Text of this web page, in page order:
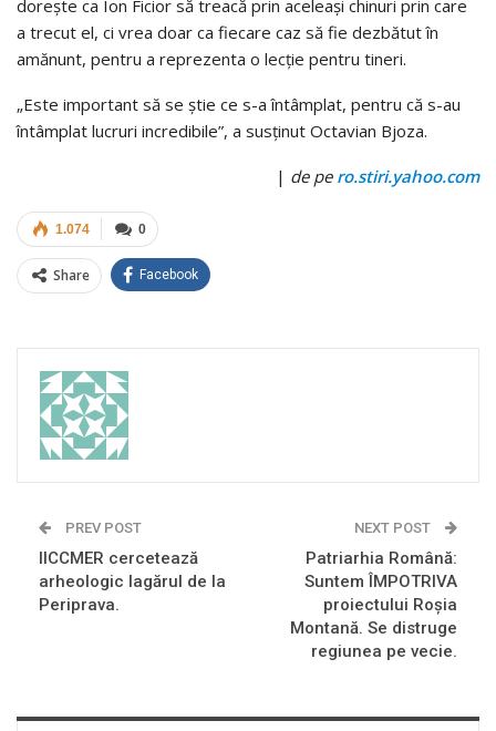
dorește ca Ion Ficior să treacă prin aceleași chinuri prin care
a trecut el, ci vrea doar ca fiecare caz să fie dezbătut în
amănunt, pentru a reprezenta o lecție pentru tineri.
„Este important să se știe ce s-a întâmplat, pentru că s-au
întâmplat lucruri incredibile”, a susținut Octavian Bjoza.
| de pe ro.stiri.yahoo.com
0
1.074
Share Facebook
PREV POST
IICCMER cercetează
arheologic lagărul de la
Periprava.
NEXT POST
Patriarhia Română:
Suntem ÎMPOTRIVA
proiectului Roşia
Montană. Se distruge
regiunea pe vecie.